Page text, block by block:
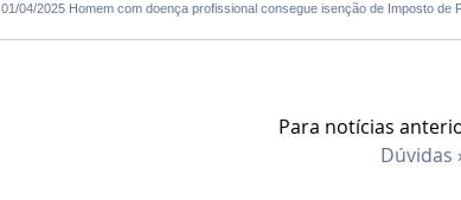
01/04/2025 Homem com doença profissional consegue isenção de Imposto
Para notícias
Dúvidas